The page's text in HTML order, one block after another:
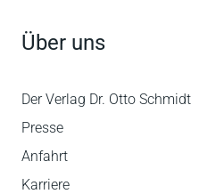
Über uns
Der Verlag Dr. Otto Schmidt
Presse
Anfahrt
Karriere